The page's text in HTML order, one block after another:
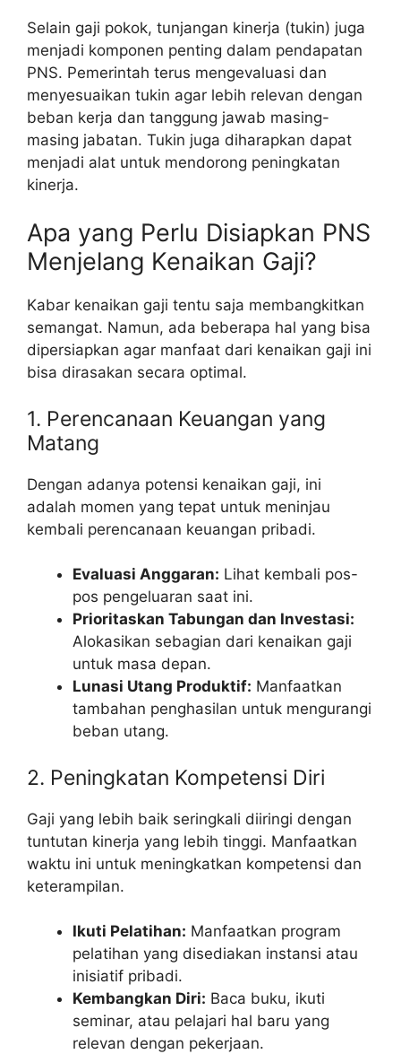
Selain gaji pokok, tunjangan kinerja (tukin) juga
menjadi komponen penting dalam pendapatan
PNS. Pemerintah terus mengevaluasi dan
menyesuaikan tukin agar lebih relevan dengan
beban kerja dan tanggung jawab masing-
masing jabatan. Tukin juga diharapkan dapat
menjadi alat untuk mendorong peningkatan
kinerja.
Apa yang Perlu Disiapkan PNS
Menjelang Kenaikan Gaji?
Kabar kenaikan gaji tentu saja membangkitkan
semangat. Namun, ada beberapa hal yang bisa
dipersiapkan agar manfaat dari kenaikan gaji ini
bisa dirasakan secara optimal.
1. Perencanaan Keuangan yang
Matang
Dengan adanya potensi kenaikan gaji, ini
adalah momen yang tepat untuk meninjau
kembali perencanaan keuangan pribadi.
Evaluasi Anggaran: Lihat kembali pos-
pos pengeluaran saat ini.
Prioritaskan Tabungan dan Investasi:
Alokasikan sebagian dari kenaikan gaji
untuk masa depan.
Lunasi Utang Produktif: Manfaatkan
tambahan penghasilan untuk mengurangi
beban utang.
2. Peningkatan Kompetensi Diri
Gaji yang lebih baik seringkali diiringi dengan
tuntutan kinerja yang lebih tinggi. Manfaatkan
waktu ini untuk meningkatkan kompetensi dan
keterampilan.
Ikuti Pelatihan: Manfaatkan program
pelatihan yang disediakan instansi atau
inisiatif pribadi.
Kembangkan Diri: Baca buku, ikuti
seminar, atau pelajari hal baru yang
relevan dengan pekerjaan.